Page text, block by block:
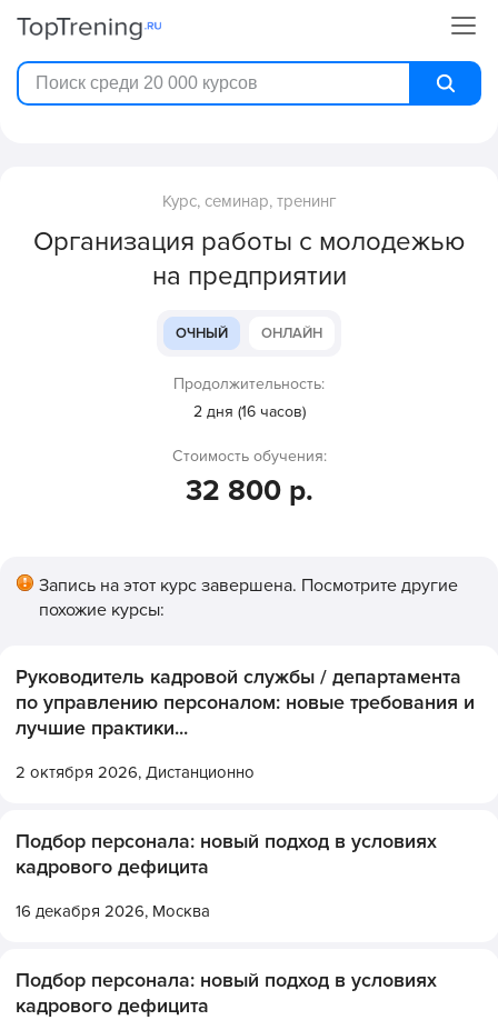
Курс, семинар, тренинг
Организация работы с молодежью
на предприятии
ОЧНЫЙ ОНЛАЙН
Продолжительность:
2 дня (16 часов)
Стоимость обучения:
32 800 р.
Запись на этот курс завершена. Посмотрите другие
похожие курсы:
Руководитель кадровой службы / департамента
по управлению персоналом: новые требования и
лучшие практики...
2 октября 2026, Дистанционно
Подбор персонала: новый подход в условиях
кадрового дефицита
16 декабря 2026, Москва
Подбор персонала: новый подход в условиях
кадрового дефицита